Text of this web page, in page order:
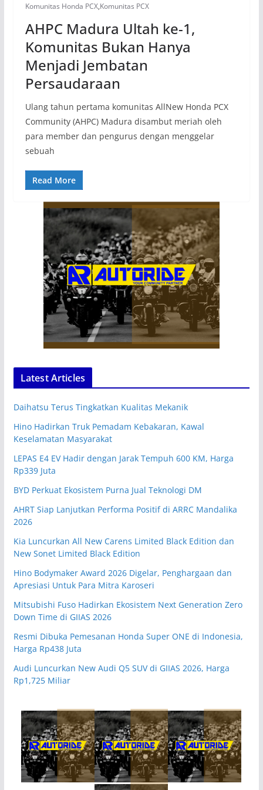
Komunitas Honda PCX,Komunitas PCX
AHPC Madura Ultah ke-1,
Komunitas Bukan Hanya
Menjadi Jembatan
Persaudaraan
Ulang tahun pertama komunitas AllNew Honda PCX
Community (AHPC) Madura disambut meriah oleh
para member dan pengurus dengan menggelar
sebuah
Read More
Latest Articles
Daihatsu Terus Tingkatkan Kualitas Mekanik
Hino Hadirkan Truk Pemadam Kebakaran, Kawal
Keselamatan Masyarakat
LEPAS E4 EV Hadir dengan Jarak Tempuh 600 KM, Harga
Rp339 Juta
BYD Perkuat Ekosistem Purna Jual Teknologi DM
AHRT Siap Lanjutkan Performa Positif di ARRC Mandalika
2026
Kia Luncurkan All New Carens Limited Black Edition dan
New Sonet Limited Black Edition
Hino Bodymaker Award 2026 Digelar, Penghargaan dan
Apresiasi Untuk Para Mitra Karoseri
Mitsubishi Fuso Hadirkan Ekosistem Next Generation Zero
Down Time di GIIAS 2026
Resmi Dibuka Pemesanan Honda Super ONE di Indonesia,
Harga Rp438 Juta
Audi Luncurkan New Audi Q5 SUV di GIIAS 2026, Harga
Rp1,725 Miliar